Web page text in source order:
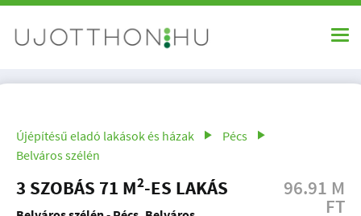
Újépítésű eladó lakások és házak
Pécs
Belváros szélén
3 SZOBÁS 71 M2-ES LAKÁS 96.91 M
FT